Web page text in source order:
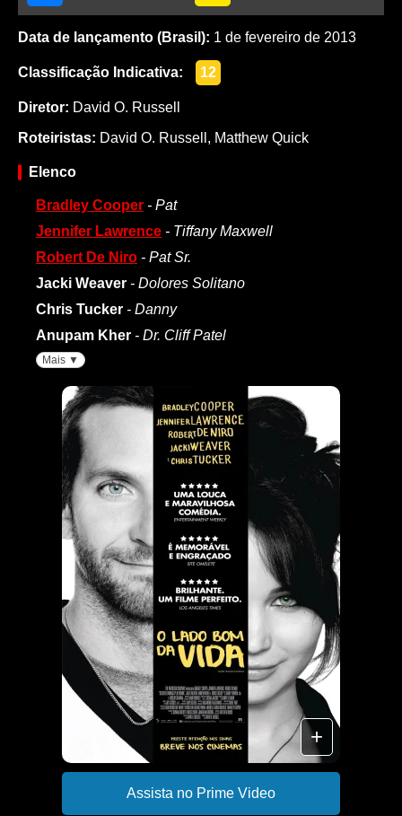
Data de lançamento (Brasil): 1 de fevereiro de 2013
Classificação Indicativa: 12
Diretor: David O. Russell
Roteiristas: David O. Russell , Matthew Quick
Elenco
Bradley Cooper - Pat
Jennifer Lawrence - Tiffany Maxwell
Robert De Niro - Pat Sr.
Jacki Weaver - Dolores Solitano
Chris Tucker - Danny
Anupam Kher - Dr. Cliff Patel
Mais ▼
+
Assista no Prime Video